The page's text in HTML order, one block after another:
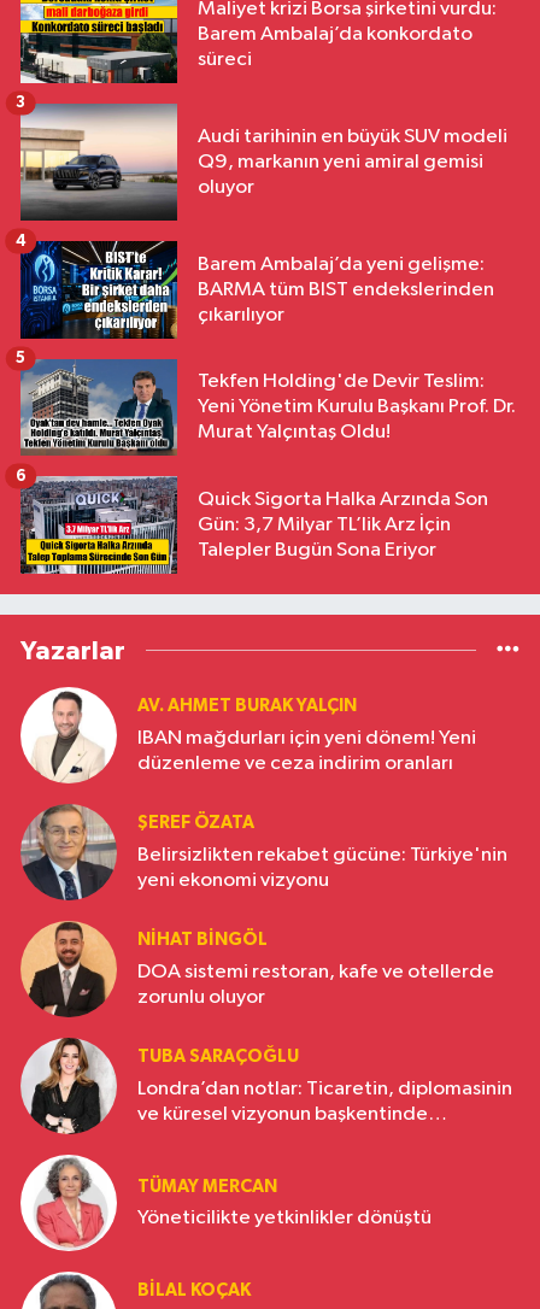
Maliyet krizi Borsa şirketini vurdu:
Barem Ambalaj’da konkordato
süreci
Audi tarihinin en büyük SUV modeli
Q9, markanın yeni amiral gemisi
oluyor
3
Barem Ambalaj’da yeni gelişme:
BARMA tüm BIST endekslerinden
çıkarılıyor
4
Tekfen Holding'de Devir Teslim:
Yeni Yönetim Kurulu Başkanı Prof. Dr.
Murat Yalçıntaş Oldu!
5
Quick Sigorta Halka Arzında Son
Gün: 3,7 Milyar TL’lik Arz İçin
Talepler Bugün Sona Eriyor
6
Yazarlar
AV. AHMET BURAK YALÇIN
IBAN mağdurları için yeni dönem! Yeni
düzenleme ve ceza indirim oranları
ŞEREF ÖZATA
Belirsizlikten rekabet gücüne: Türkiye'nin
yeni ekonomi vizyonu
NIHAT BINGÖL
DOA sistemi restoran, kafe ve otellerde
zorunlu oluyor
TUBA SARAÇOĞLU
Londra’dan notlar: Ticaretin, diplomasinin
ve küresel vizyonun başkentinde
TÜMAY MERCAN
Yöneticilikte yetkinlikler dönüştü
BILAL KOÇAK